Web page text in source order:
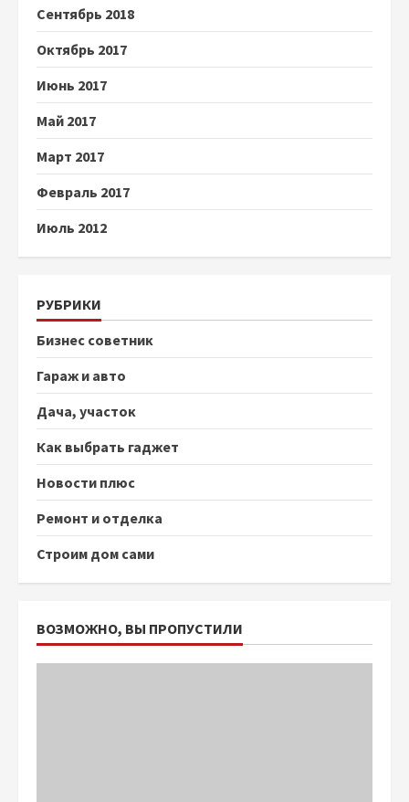
Сентябрь 2018
Октябрь 2017
Июнь 2017
Май 2017
Март 2017
Февраль 2017
Июль 2012
РУБРИКИ
Бизнес советник
Гараж и авто
Дача, участок
Как выбрать гаджет
Новости плюс
Ремонт и отделка
Строим дом сами
ВОЗМОЖНО, ВЫ ПРОПУСТИЛИ